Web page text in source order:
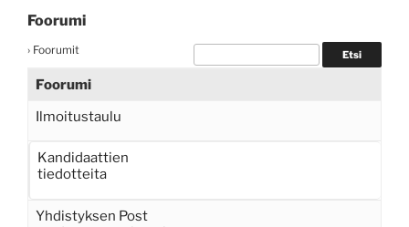
Foorumi
› Foorumit
Foorumi
Ilmoitustaulu
Kandidaattien
tiedotteita
Yhdistyksen Post